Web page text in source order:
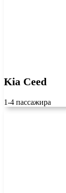
Kia Ceed
1-4 пассажира